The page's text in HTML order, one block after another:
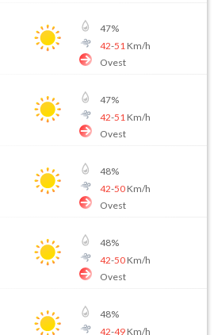
47%
42-51 Km/h
Ovest
47%
42-51 Km/h
Ovest
48%
42-50Km/h
Ovest
48%
42-50Km/h
Ovest
48%
42-49Km/h